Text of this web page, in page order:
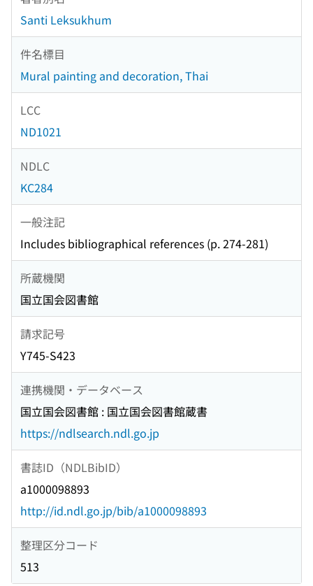
Santi Leksukhum
件名標目
Mural painting and decoration, Thai
LCC
ND1021
NDLC
KC284
一般注記
Includes bibliographical references (p. 274-281)
所蔵機関
国立国会図書館
請求記号
Y745-S423
連携機関・データベース
国立国会図書館 : 国立国会図書館蔵書
https://ndlsearch.ndl.go.jp
書誌ID（NDLBibID）
a1000098893
http://id.ndl.go.jp/bib/a1000098893
整理区分コード
513